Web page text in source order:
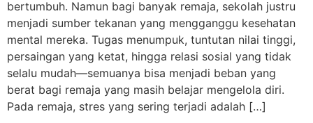
bertumbuh. Namun bagi banyak remaja, sekolah justru
menjadi sumber tekanan yang mengganggu kesehatan
mental mereka. Tugas menumpuk, tuntutan nilai tinggi,
persaingan yang ketat, hingga relasi sosial yang tidak
selalu mudah—semuanya bisa menjadi beban yang
berat bagi remaja yang masih belajar mengelola diri.
Pada remaja, stres yang sering terjadi adalah […]